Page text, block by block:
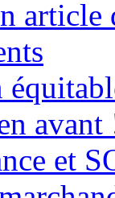
article
avant
et